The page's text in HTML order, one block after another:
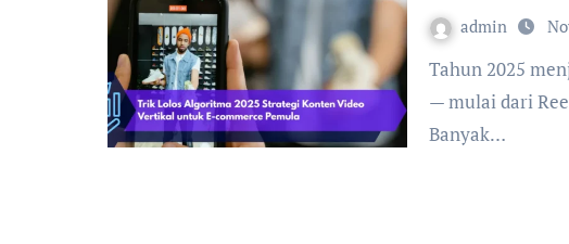
admin
Tahun 2025 menjadi era emas bagi konten video vertikal
— mulai dari
Banyak…